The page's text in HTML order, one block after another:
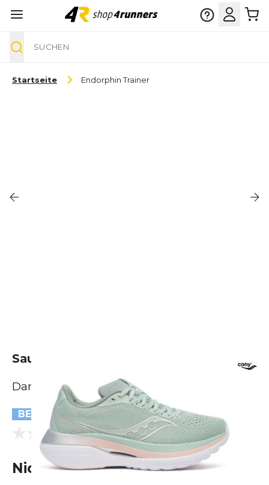
Startseite Endorphin Trainer
Saucony Endorphin Trainer
Damen
BESTSELLER
0.0 (0 Bewertungen)
Nicht lieferbar